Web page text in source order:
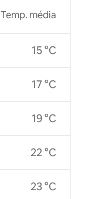
Temp. média
15 °C
17 °C
19 °C
22 °C
23 °C